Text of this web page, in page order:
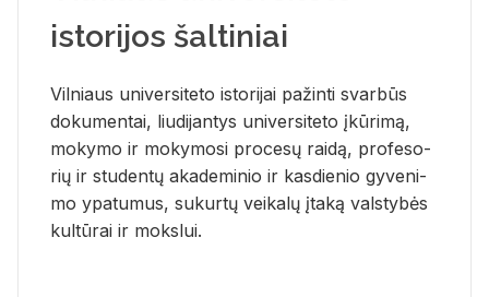
istorijos šaltiniai
Vil­niaus uni­ver­si­te­to is­to­ri­jai pa­žin­ti svar­būs
do­ku­men­tai, liu­di­jan­tys uni­ver­si­te­to įkū­ri­mą,
mo­ky­mo ir mo­ky­mo­si pro­ce­sų rai­dą, pro­fe­so­
rių ir stu­den­tų aka­de­mi­nio ir kas­die­nio gy­ve­ni­
mo ypa­tu­mus, su­kur­tų vei­ka­lų įta­ką vals­ty­bės
kul­tū­rai ir moks­lui.